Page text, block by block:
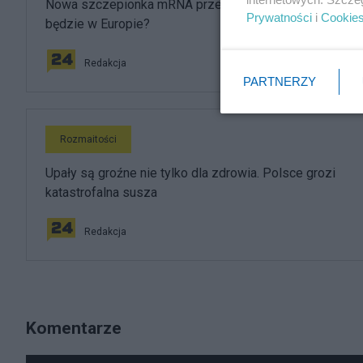
Nowa szczepionka mRNA przeciwko grypie. Kiedy
będzie w Europie?
Redakcja
Rozmaitości
Upały są groźne nie tylko dla zdrowia. Polsce grozi
katastrofalna susza
Redakcja
Komentarze
Prywatności i Cookies
PARTNERZY